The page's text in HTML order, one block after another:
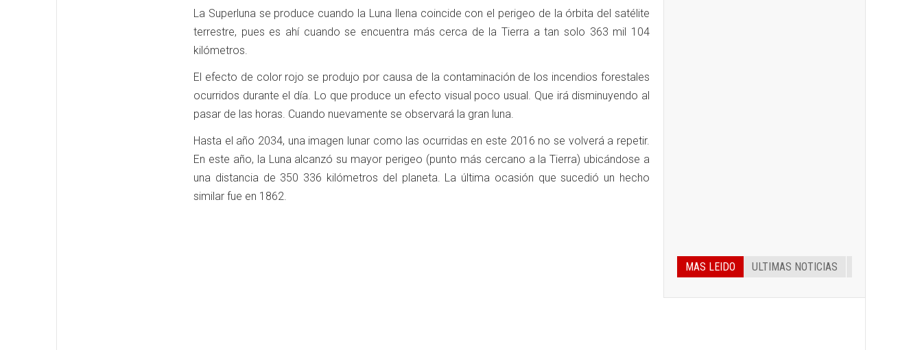
La Superluna se produce cuando la Luna llena coincide con el perigeo de la órbita del satélite
terrestre, pues es ahí cuando se encuentra más cerca de la Tierra a tan solo 363 mil 104
kilómetros.
El efecto de color rojo se produjo por causa de la contaminación de los incendios forestales
ocurridos durante el día. Lo que produce un efecto visual poco usual. Que irá disminuyendo al
pasar de las horas. Cuando nuevamente se observará la gran luna.
Hasta el año 2034, una imagen lunar como las ocurridas en este 2016 no se volverá a repetir.
En este año, la Luna alcanzó su mayor perigeo (punto más cercano a la Tierra) ubicándose a
una distancia de 350 336 kilómetros del planeta. La última ocasión que sucedió un hecho
similar fue en 1862.
MAS LEIDO ULTIMAS NOTICIAS